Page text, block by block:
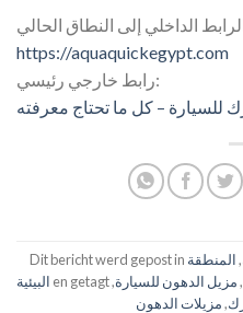
https://aquaquickegypt.com
رابط خارجي رئيسي:
للسيارة – كل ما تحتاج معرفته
Dit bericht werd gepost in ,المنطقة
البيئية en getagt ,مزيل الدهون للسيارة,
,مزيلات الدهون